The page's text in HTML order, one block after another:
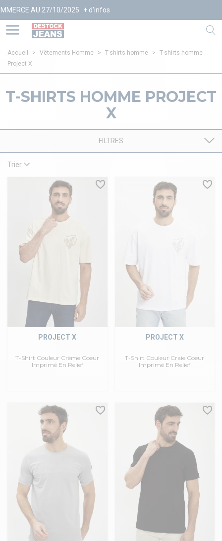
AU 27/10/2025 + d'infos
Accueil > Vêtements Homme > T-shirts homme >
T-shirts homme
Project X
T-SHIRTS HOMME PROJECT
X
FILTRES
Trier
T-Shirt Couleur Crème Coeur
Imprimé En Relief
PROJECT X
T-Shirt Couleur Craie Coeur
Imprimé En Relief
PROJECT X